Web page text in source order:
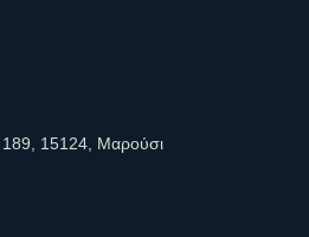
189, 15124, Μαρούσι